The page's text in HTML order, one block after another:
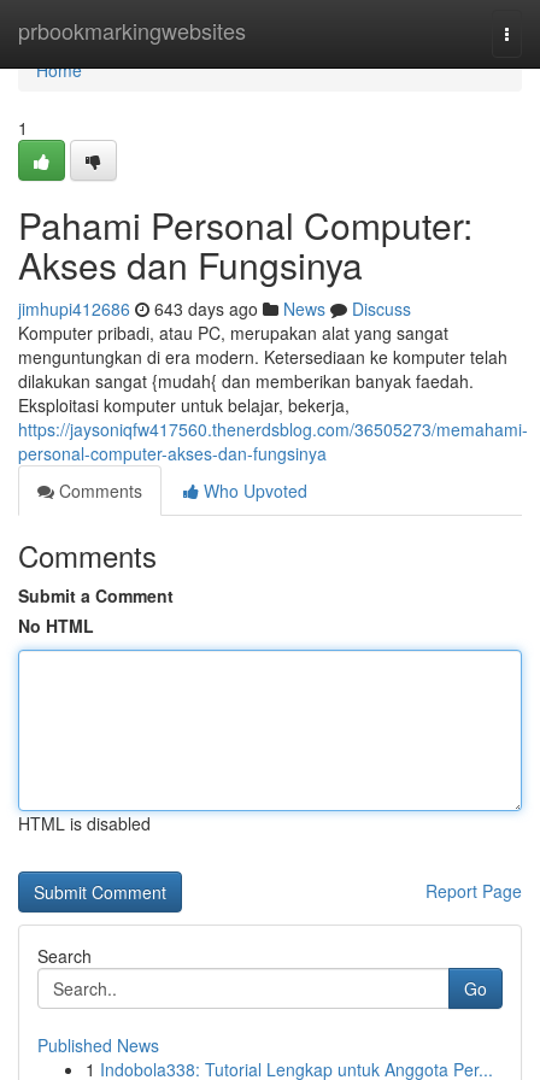
prbookmarkingwebsites
Home
Home
1
Pahami Personal Computer:
Akses dan Fungsinya
jimhupi412686 643 days ago News
Discuss
Komputer pribadi, atau PC, merupakan alat yang sangat
menguntungkan di era modern. Ketersediaan ke komputer telah
dilakukan sangat {mudah{ dan memberikan banyak faedah.
Eksploitasi komputer untuk belajar, bekerja,
https://jaysoniqfw417560.thenerdsblog.com/36505273/memahami-
personal-computer-akses-dan-fungsinya
Comments
Who Upvoted
Comments
Submit a Comment
No HTML
HTML is disabled
Report Page
Search
Go
Published News
1 Indobola338: Tutorial Lengkap untuk Anggota Per...